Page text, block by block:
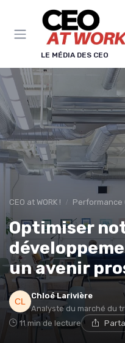
LE MÉDIA DES CEO
CEO at WORK ! Performance
Optimiser
un avenir
Chloé Larivière
Analyste du marché du
11 min de lecture
Panneau de gestion des